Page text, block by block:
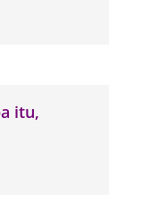
itu,